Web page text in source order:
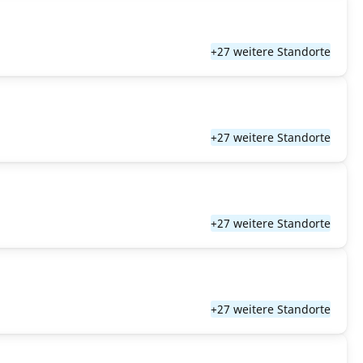
+27 weitere Standorte
+27 weitere Standorte
+27 weitere Standorte
+27 weitere Standorte